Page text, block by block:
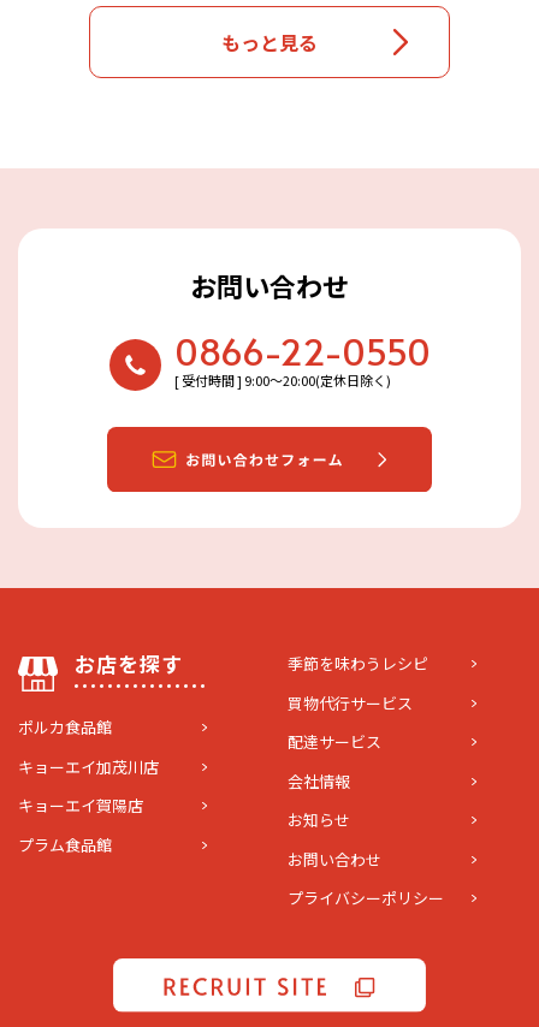
もっと見る
お問い合わせ
0866-22-0550
[ 受付時間 ] 9:00〜20:00(定休日除く)
お店を探す
ポルカ食品館
キョーエイ加茂川店
キョーエイ賀陽店
プラム食品館
季節を味わうレシピ
買物代行サービス
配達サービス
会社情報
お知らせ
お問い合わせ
プライバシーポリシー